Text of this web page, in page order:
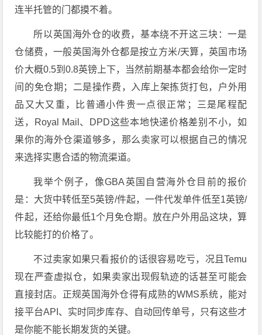
连半托管的门都摸不着。
所以英国海外仓的收费，基本绕不开这三块：一是
仓储费，一般英国海外仓都是按立方米/天算，英国市场
价大概0.5到0.8英镑上下，当然前期基本都会给你一定时
间的免仓期；二是操作费，入库上架拣货打包，户外用
品又大又重，比普通小件贵一点很正常；三是尾程配
送，Royal Mail、DPD这些本地快递价格差别不小，如
果你的海外仓渠道够多，那么卖家可以根据自己的情况
来选择实惠合适的物流渠道。
我举个例子，像GBA英国自营海外仓目前的报价
是：大货中转低至5英镑/件起，一件代发单件低至1英镑/
件起，还给你最低1个月免仓期。放在户外用品这块，算
比较能打的价格了。
不过卖家如果只看报价的话很容易吃亏，况且Temu
现在严查虚拟仓，如果卖家出现假轨迹的话甚至可能会
直接封店。正规英国海外仓得有成熟的WMS系统，能对
接平台API、实时同步库存、自动回传单号，只有这些才
是你能不能长期发货的关键。